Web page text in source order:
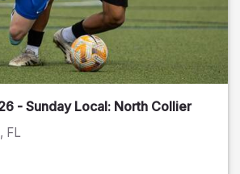
Weston Cup 2026 - Sunday Local: North Collier
, FL